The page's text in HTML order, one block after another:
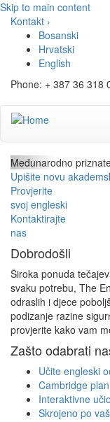
Skip to main content
Kontakt ›
Bosanski
Hrvatski
English
Phone: + 387 36 318
Međunarodno
Previous
Upišite novu
Provjerite
svoj engleski
Kontaktirajte
nas
Dobrodošli
Široka ponuda
svaku potrebu, The
odraslih i djece
podizanje razine
provjerite kako vam
Zašto odabrati
Učite engleski
Cambridge
Interaktivne
Skrojeno po